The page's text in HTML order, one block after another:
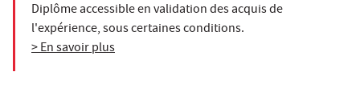
Diplôme accessible en validation des acquis de
l'expérience, sous certaines conditions.
> En savoir plus